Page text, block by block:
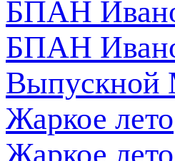
БПАН
БПАН
Жаркое лето
Жаркое